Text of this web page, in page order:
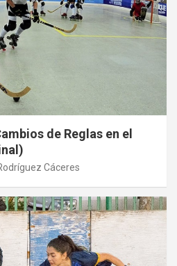
de Reglas en el
Cáceres